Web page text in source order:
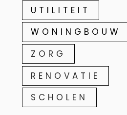
UTILITEIT
WONINGBOUW
ZORG
RENOVATIE
SCHOLEN